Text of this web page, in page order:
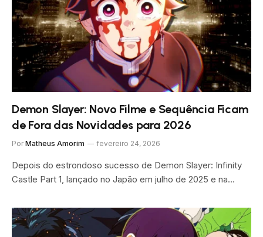
Demon Slayer: Novo Filme e Sequência Ficam
de Fora das Novidades para 2026
Por Matheus Amorim fevereiro 24, 2026
Depois do estrondoso sucesso de Demon Slayer: Infinity
Castle Part 1, lançado no Japão em julho de 2025 e na…